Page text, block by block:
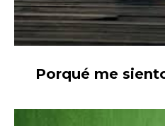
Porqué me